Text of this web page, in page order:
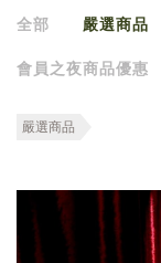
全部 嚴選商品
會員之夜商品優惠
嚴選商品